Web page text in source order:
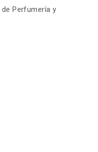
Perfumería y